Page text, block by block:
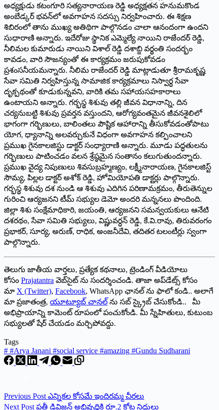
అధ్యక్షుడు కటంగూరి సత్యనారాయణ రెడ్డి అధ్యక్షతన హనుమకొండ
అంబేడ్కర్‌ భవన్‌లో అవగాహన సదస్సు నిర్వహించారు. ఈ శిక్షణ
శిబిరంలో తాను ముఖ్య అతిథిగా పాల్గొనడం చాలా ఆనందంగా ఉందని
సుధారాణి అన్నారు. ఇదేరోజు స్థానిక ఎమ్మెల్యే నాయిని రాజేందర్‌ రెడ్డి,
నీలిమల కుమారుడు నాయిని విశాల్‌ రెడ్డి దశాబ్ది వర్థంతి సందర్భం
కావడం, వారి సౌజన్యంతో ఈ కార్యక్రమం జరుపుకోవడం
ప్రశంసనీయమన్నారు. నీలిమ రాజేందర్‌ రెడ్డి మాట్లాడుతూ శ్రీరామకృష్ణ
సేవా సమితి నిర్వహిస్తున్న సామాజిక కార్యక్రమాలు నిస్వార్ధ సేవా
దృక్పథంతో కూడుకున్నవని, వారికి తమ సహాయసహకారాలు
ఉంటాయని అన్నారు. గర్భస్థ శిశువు తల్లి జీవన విధానాన్ని, దిన
చర్యనుబట్టి శిశువు ప్రవర్తన వస్తుందని, ఆరోగ్యవంతమైన జీవనశైలిలో
భాగంగా గర్భిణులు, బాలింతలు పౌష్టిక ఆహారాన్ని తీసుకోవడంతోపాటు
యోగ, ధ్యానాన్ని అలవర్చుకునే విధంగా అవగాహన కల్పించాలని
ప్రముఖ గైనకాలజిస్టు డాక్టర్‌ సంధ్యారాణి అన్నారు. మూడు పద్ధతులను
గర్భిణులు పాటించడం వలన శ్రేష్ఠమైన సంతానం కలుగుతుందన్నారు.
ప్రముఖ వైద్య నిపుణులు శివసుబ్రహ్మణ్యం, లక్ష్మీనారాయణ, గైనకాలజిస్ట్‌
సౌమ్య, పిల్లల డాక్టర్‌ అశోక్‌ రెడ్డి, హోమియోపతి డాక్టర్లు పాల్గొన్నారు.
గర్భస్థ శిశువు దశ నుండి ఆ శిశువు ఎదిగిన పరిణామక్రమం, తీరుతెన్నుల
గురించి ఆర్యజనని టీమ్‌ సభ్యుల డెమో అందరి మన్ననలు పొందింది.
జిల్లా శిశు సంక్షేమాధికారి, జయంతి, ఆర్యజనని సమన్వయకులు ఆనేటి
దశరథం, సేవా సమితి సభ్యులు, విష్ణువర్ధన్‌ రెడ్డి, కే.వి.రావు, తిరువరంగం
ప్రభాకర్‌, సూర్య, అరుణ్‌, రాధిక, అంజనీదేవి, తదితర టలంటీర్లు స్వంగా
పాల్గొన్నారు.
తెలుగు జాతీయ వార్తలు, ప్రత్యేక కథనాలు, ట్రెండింగ్ వీడియోలు
కోసం Prajatantra వెబ్‌సైట్ ను సందర్శించండి. తాజా అప్‌డేట్స్ కోసం
మా X (Twitter), Facebook, WhatsApp ఛానల్ ను ఫాలో కండి.. అలాగే
మా ప్రజాతంత్ర, యూట్యూబ్ చానల్ ను సబ్ స్క్రైబ్ చేసుకోండి.. మీ
అభిప్రాయాన్ని కామెంట్ రూపంలో పంచుకోండి. మీ స్నేహితులు, కుటుంబ
సభ్యులతో షేర్ చేయడం మర్చిపోవద్దు.
Tags
# #Arya Janani #social service #amazing #Gundu Sudharani
Previous Post ఎన్నికల కోసమే ఇందిరమ్మ చీరలు
Next Post ప్రతీ డివిజన్‌ అభివృద్ధికి రూ.2 కోట్ల నిధులు